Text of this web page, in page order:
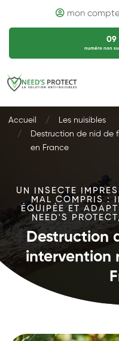
mon
09
numéro non
Accueil
Les nuisibles
Destruction de nid de
en France
UN INSECTE
MAL COMPRIS :
ÉQUIPÉE ET
NEED'S
Destruction
intervention